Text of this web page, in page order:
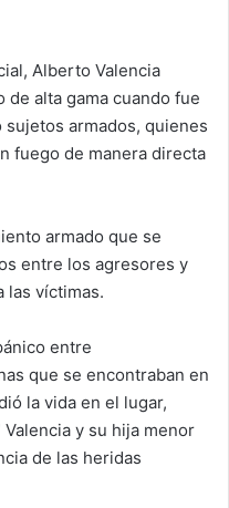
Alberto Valencia
alta gama cuando fue
armados, quienes
fuego de manera directa
armado que se
entre los agresores y
las víctimas.
entre
que se encontraban en
la vida en el lugar,
y su hija menor
de las heridas